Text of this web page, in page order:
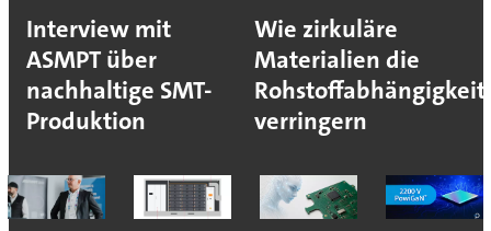
Interview mit
ASMPT über
nachhaltige SMT-
Produktion
Wie zirkuläre
Materialien die
Rohstoffabhängigkeit
verringern